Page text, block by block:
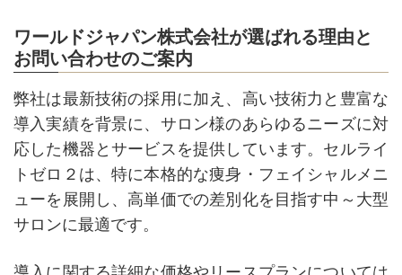
ワールドジャパン株式会社が選ばれる理由と
お問い合わせのご案内
弊社は最新技術の採用に加え、高い技術力と豊富な
導入実績を背景に、サロン様のあらゆるニーズに対
応した機器とサービスを提供しています。セルライ
トゼロ２は、特に本格的な痩身・フェイシャルメニ
ューを展開し、高単価での差別化を目指す中～大型
サロンに最適です。